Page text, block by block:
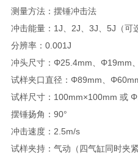
测量方法：摆锤冲击法
冲击能量：1J、2J、3J、5J（可
分辨率：0.001J
冲头尺寸：Φ25.4mm、Φ19mm
试样夹口直径：Φ89mm、
试样尺寸：100mm×100mm 或
摆锤扬角：90°
冲击速度：2.5m/s
试样夹持：气动（四气缸同时夹紧